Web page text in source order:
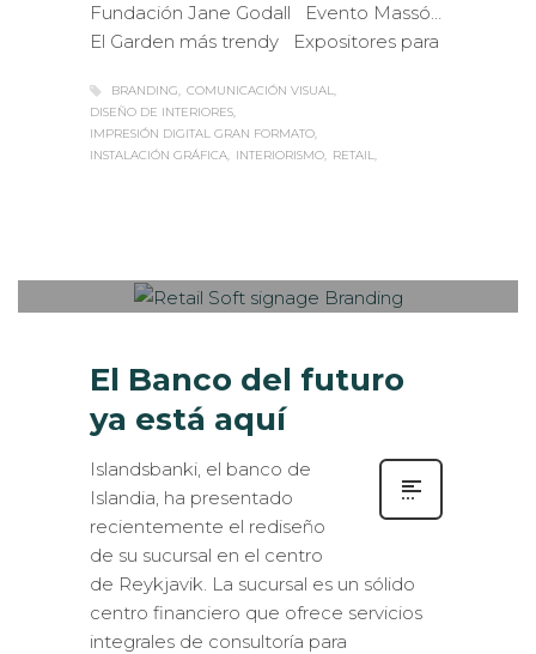
El Garden más trendy Expositores para
DISEÑO DE INTERIORES
IMPRESIÓN DIGITAL GRAN FORMATO
INSTALACIÓN GRÁFICA INTERIORISMO
El Banco del futuro
ya está aquí
Islandia, ha presentado
recientemente el rediseño
de su sucursal en el centro
de Reykjavik. La sucursal es un sólido
centro financiero que ofrece servicios
integrales de consultoría para